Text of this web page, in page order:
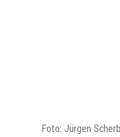
Foto: Jürgen